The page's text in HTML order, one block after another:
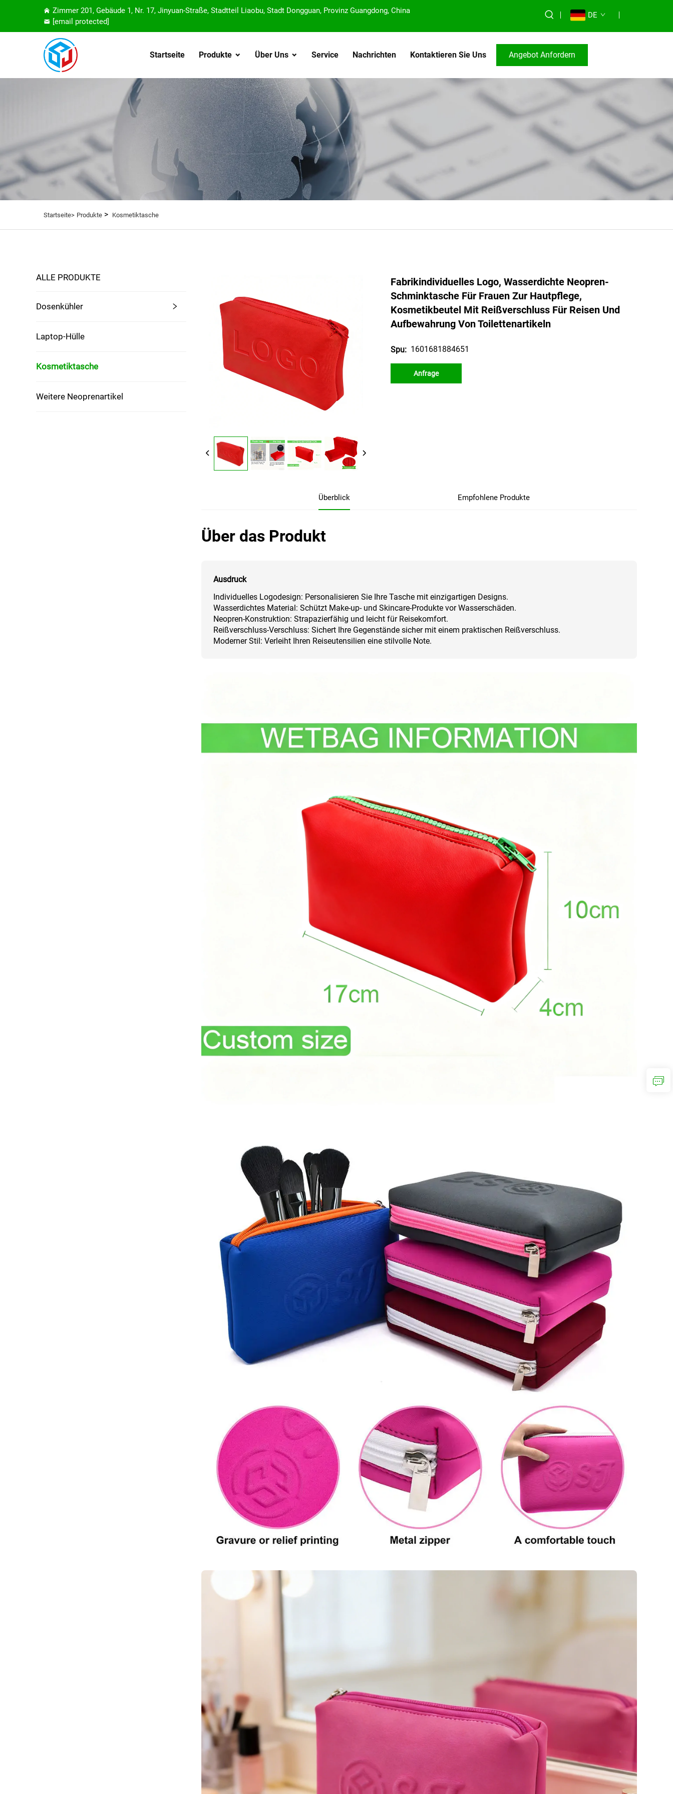
Zimmer 201, Gebäude 1, Nr. 17, Jinyuan-Straße, Stadtteil Liaobu, Stadt Dongguan, Provinz Guangdong, China
[email protected]
DE
Startseite Produkte Über Uns Service Nachrichten Kontaktieren Sie Uns Angebot Anfordern
Startseite> Produkte > Kosmetiktasche
ALLE PRODUKTE
Dosenkühler
Laptop-Hülle
Kosmetiktasche
Weitere Neoprenartikel
Fabrikindividuelles Logo, Wasserdichte Neopren-
Schminktasche Für Frauen Zur Hautpflege,
Kosmetikbeutel Mit Reißverschluss Für Reisen Und
Aufbewahrung Von Toilettenartikeln
Spu: 1601681884651
Anfrage
Überblick Empfohlene Produkte
Über das Produkt
Ausdruck
Individuelles Logodesign: Personalisieren Sie Ihre Tasche mit einzigartigen Designs.
Wasserdichtes Material: Schützt Make-up- und Skincare-Produkte vor Wasserschäden.
Neopren-Konstruktion: Strapazierfähig und leicht für Reisekomfort.
Reißverschluss-Verschluss: Sichert Ihre Gegenstände sicher mit einem praktischen Reißverschluss.
Moderner Stil: Verleiht Ihren Reiseutensilien eine stilvolle Note.